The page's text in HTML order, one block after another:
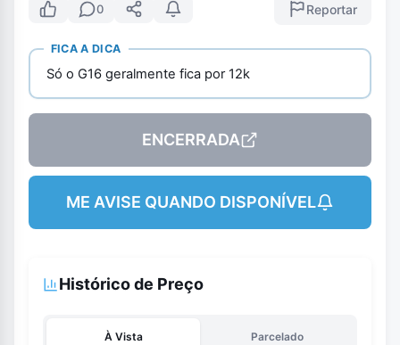
0 Reportar
FICA A DICA
Só o G16 geralmente fica por 12k
ENCERRADA
ME AVISE QUANDO DISPONÍVEL
Histórico de Preço
À Vista Parcelado